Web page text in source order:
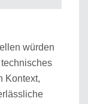
würden
Kontext,